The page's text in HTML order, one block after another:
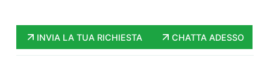
INVIA LA TUA RICHIESTA CHATTA ADESSO